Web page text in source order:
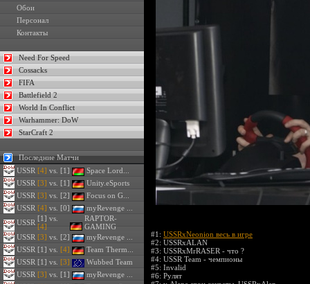
Обои
Персонал
Контакты
Need For Speed
Cossacks
FIFA
Battlefield 2
World In Conflict
Warhammer: DoW
StarCraft 2
Последние Матчи
USSR [4] vs. [1]
Space Lord...
USSR [3] vs. [1]
Unity.eSports
USSR [3] vs. [2]
Focus on G...
USSR [4] vs. [0]
myRevenge ...
USSR [1] vs.
[4]
RAPTOR-
GAMING
USSR [3] vs. [2]
myRevenge ...
USSR [1] vs. [4]
Team Therm...
USSR [1] vs. [3]
Wubbed Team
USSR [3] vs. [1]
myRevenge ...
#1: USSRxNeonion весь в игре
#2: USSRxALAN
#3: USSRxMrRASER - что ?
#4: USSR Team - чемпионы
#5: Invalid
#6: Рулят